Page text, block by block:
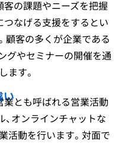
客の課題やニーズを把握
つなげる支援をするとい
顧客の多くが企業である
グやセミナーの開催を通
ます。
い
業とも呼ばれる営業活動
オンラインチャットな
活動を行います。対面で